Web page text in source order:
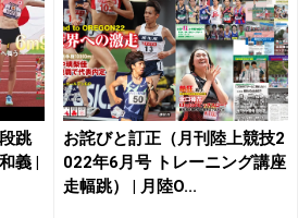
跳
義 |
お詫びと訂正（月刊陸上競技2
022年6月号 トレーニング講座
走幅跳） | 月陸O...